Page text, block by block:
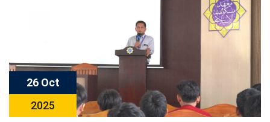
26 Oct
2025